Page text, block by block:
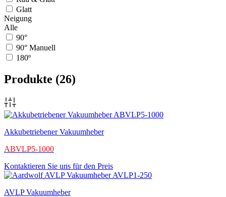
Glatt
Neigung
Alle
90°
90° Manuell
180º
Produkte (26)
Akkubetriebener Vakuumheber
ABVLP5-1000
Kontaktieren Sie uns für den Preis
AVLP Vakuumheber